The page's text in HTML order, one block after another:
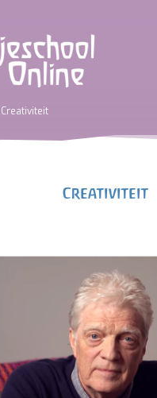
Creativiteit
Creativiteit